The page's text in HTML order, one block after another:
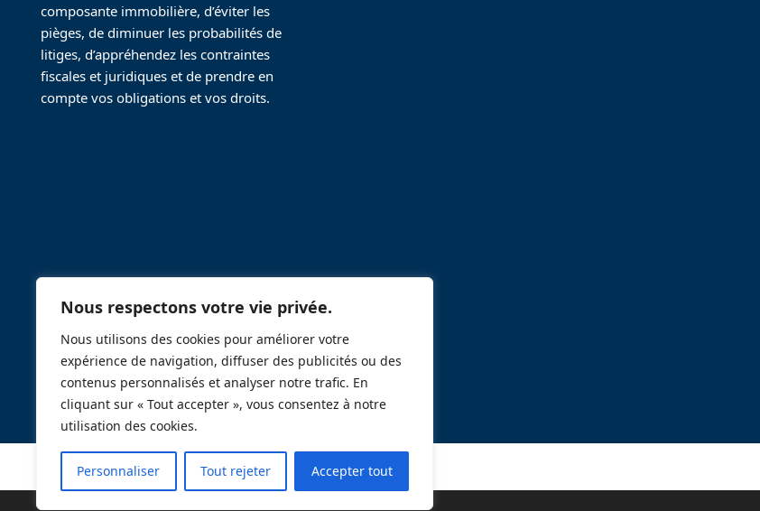
Nous respectons votre vie privée.
Nous utilisons des cookies pour améliorer votre
expérience de navigation, diffuser des publicités ou des
contenus personnalisés et analyser notre trafic. En
cliquant sur « Tout accepter », vous consentez à notre
utilisation des cookies.
Personnaliser Tout rejeter Accepter tout
composante immobilière, d’éviter les
pièges, de diminuer les probabilités de
litiges, d’appréhendez les contraintes
fiscales et juridiques et de prendre en
compte vos obligations et vos droits.